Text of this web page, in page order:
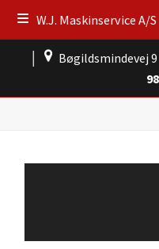
W.J. Maskinservice A/S
Bøgildsmindevej